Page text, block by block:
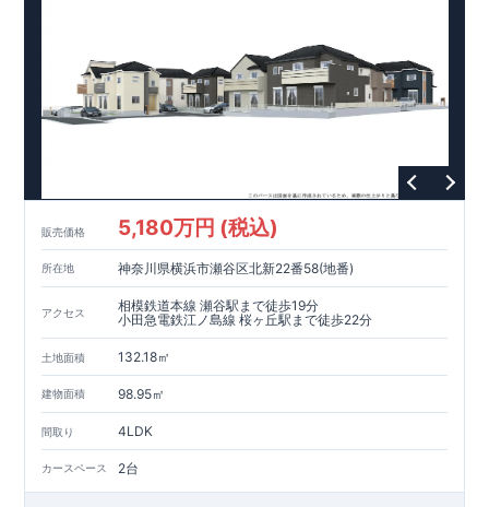
販売価格 5,180万円 (税込)
所在地 神奈川県横浜市瀬谷区北新22番58(地番)
アクセス
相模鉄道本線 瀬谷駅まで徒歩19分
小田急電鉄江ノ島線 桜ヶ丘駅まで徒歩22分
土地面積 132.18㎡
建物面積 98.95㎡
間取り 4LDK
カースペース 2台